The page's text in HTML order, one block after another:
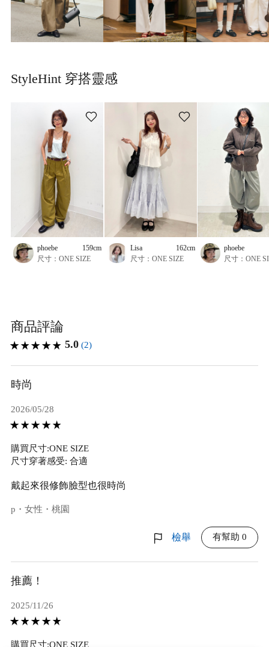
StyleHint 穿搭靈感
phoebe
159cm
尺寸：ONE SIZE
Lisa
162cm
尺寸：ONE SIZE
phoebe
尺寸：ONE
商品評論
5.0 (2)
時尚
2026/05/28
購買尺寸:ONE SIZE
尺寸穿著感受: 合適
戴起來很修飾臉型也很時尚
p・女性・桃園
檢舉 有幫助 0
推薦！
2025/11/26
購買尺寸:ONE SIZE